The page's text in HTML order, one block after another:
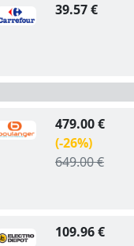
39.57 €
479.00 €
(-26%)
649.00 €
109.96 €